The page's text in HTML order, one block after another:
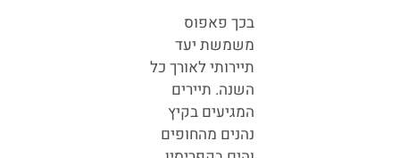
בכך פאפוס
משמשת יעד
תיירותי לאורך כל
השנה. תיירים
המגיעים בקיץ
נהנים מהחופים